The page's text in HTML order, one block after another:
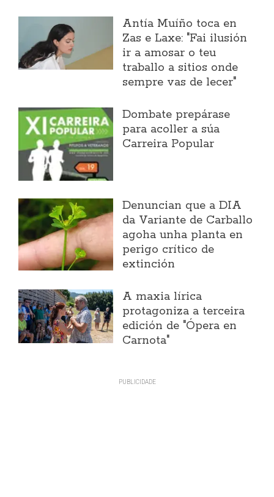
Antía Muíño toca en
Zas e Laxe: "Fai ilusión
ir a amosar o teu
traballo a sitios onde
sempre vas de lecer"
Dombate prepárase
para acoller a súa
Carreira Popular
Denuncian que a DIA
da Variante de Carballo
agoha unha planta en
perigo crítico de
extinción
A maxia lírica
protagoniza a terceira
edición de "Ópera en
Carnota"